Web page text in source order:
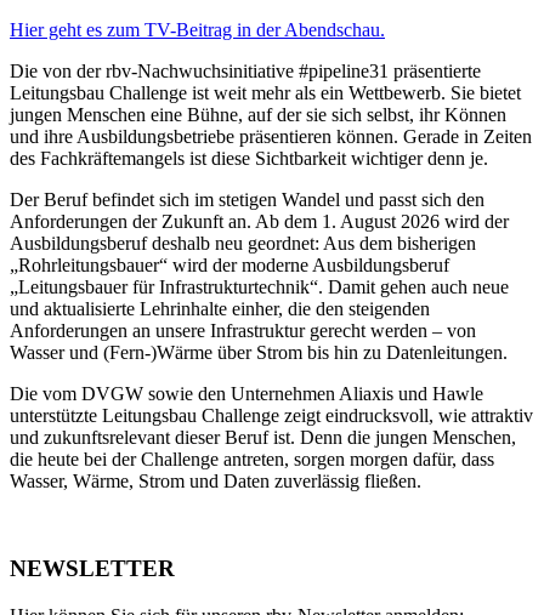
Hier geht es zum TV-Beitrag in der Abendschau.
Die von der rbv-Nachwuchsinitiative #pipeline31 präsentierte
Leitungsbau Challenge ist weit mehr als ein Wettbewerb. Sie bietet
jungen Menschen eine Bühne, auf der sie sich selbst, ihr Können
und ihre Ausbildungsbetriebe präsentieren können. Gerade in Zeiten
des Fachkräftemangels ist diese Sichtbarkeit wichtiger denn je.
Der Beruf befindet sich im stetigen Wandel und passt sich den
Anforderungen der Zukunft an. Ab dem 1. August 2026 wird der
Ausbildungsberuf deshalb neu geordnet: Aus dem bisherigen
„Rohrleitungsbauer“ wird der moderne Ausbildungsberuf
„Leitungsbauer für Infrastrukturtechnik“. Damit gehen auch neue
und aktualisierte Lehrinhalte einher, die den steigenden
Anforderungen an unsere Infrastruktur gerecht werden – von
Wasser und (Fern-)Wärme über Strom bis hin zu Datenleitungen.
Die vom DVGW sowie den Unternehmen Aliaxis und Hawle
unterstützte Leitungsbau Challenge zeigt eindrucksvoll, wie attraktiv
und zukunftsrelevant dieser Beruf ist. Denn die jungen Menschen,
die heute bei der Challenge antreten, sorgen morgen dafür, dass
Wasser, Wärme, Strom und Daten zuverlässig fließen.
NEWSLETTER